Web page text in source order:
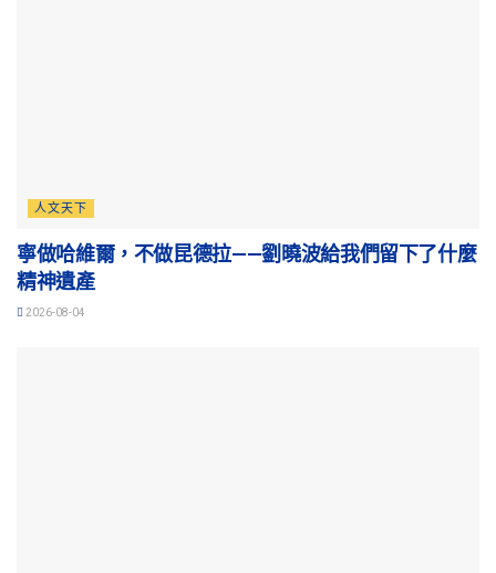
人文天下
寧做哈維爾，不做昆德拉——劉曉波給我們留下了什麼
精神遺產
2026-08-04